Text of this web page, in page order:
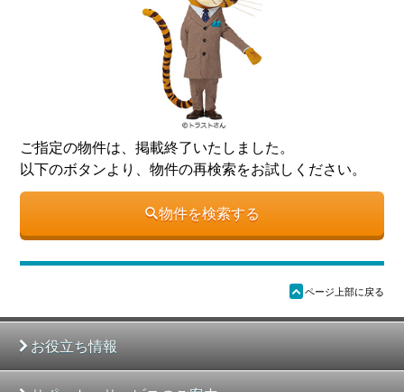
ご指定の物件は、掲載終了いたしました。
以下のボタンより、物件の再検索をお試しください。
物件を検索する
ü ページ上部に戻る
お役立ち情報